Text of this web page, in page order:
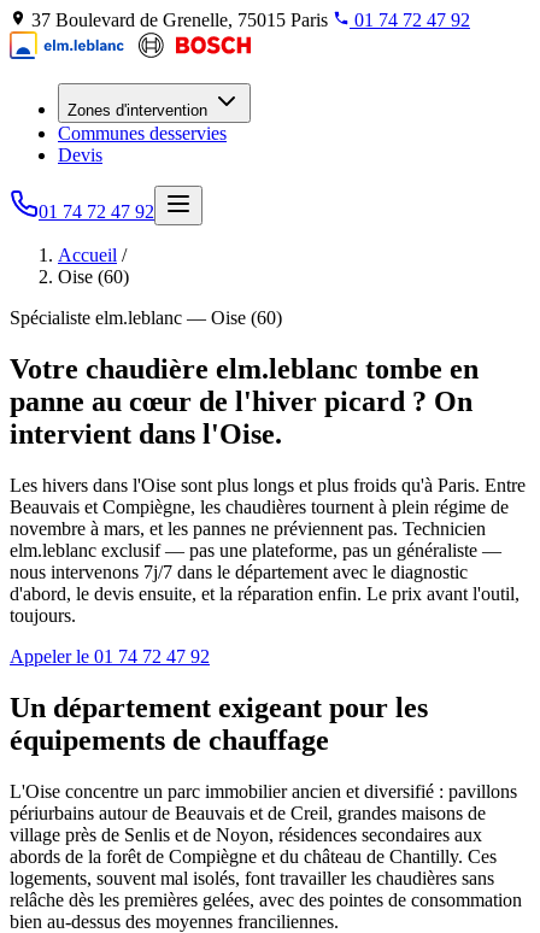
37 Boulevard de Grenelle, 75015 Paris 01 74 72 47 92
Zones d'intervention
Communes desservies
Devis
01 74 72 47 92
Accueil /
Oise (60)
Spécialiste elm.leblanc — Oise (60)
Votre chaudière elm.leblanc tombe en
panne au cœur de l'hiver picard ? On
intervient dans l'Oise.
Les hivers dans l'Oise sont plus longs et plus froids qu'à Paris. Entre
Beauvais et Compiègne, les chaudières tournent à plein régime de
novembre à mars, et les pannes ne préviennent pas. Technicien
elm.leblanc exclusif — pas une plateforme, pas un généraliste —
nous intervenons 7j/7 dans le département avec le diagnostic
d'abord, le devis ensuite, et la réparation enfin. Le prix avant l'outil,
toujours.
Appeler le 01 74 72 47 92
Un département exigeant pour les
équipements de chauffage
L'Oise concentre un parc immobilier ancien et diversifié : pavillons
périurbains autour de Beauvais et de Creil, grandes maisons de
village près de Senlis et de Noyon, résidences secondaires aux
abords de la forêt de Compiègne et du château de Chantilly. Ces
logements, souvent mal isolés, font travailler les chaudières sans
relâche dès les premières gelées, avec des pointes de consommation
bien au-dessus des moyennes franciliennes.